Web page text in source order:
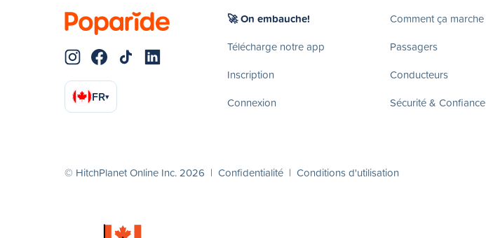
FR▾
🚀 On embauche!
Télécharge notre app
Inscription
Connexion
Comment ça marche
Passagers
Conducteurs
Sécurité & Confiance
© HitchPlanet Online Inc. 2026 | Confidentialité | Conditions d'utilisation